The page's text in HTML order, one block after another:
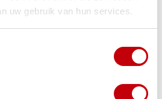
uw gebruik van hun services.